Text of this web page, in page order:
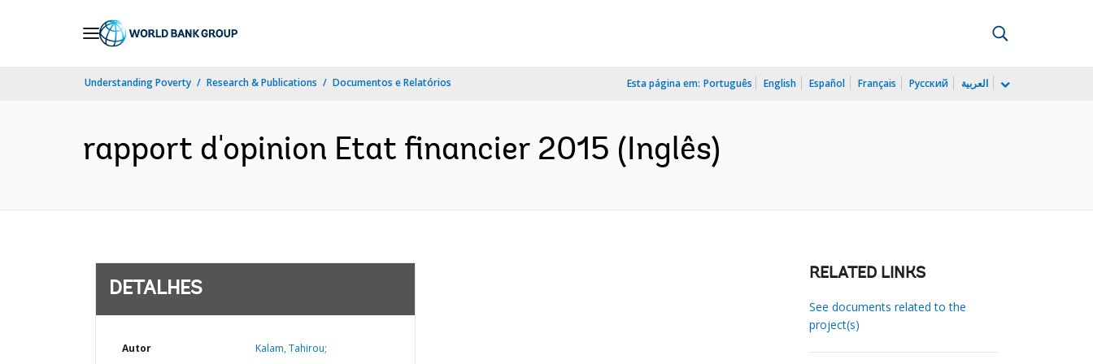
Understanding Poverty Research & Publications Documentos e Relatórios Esta página em: Português English Español Français Русский العربية
rapport d'opinion Etat financier 2015 (Inglês)
DETALHES
Autor Kalam, Tahirou;
RELATED LINKS
See documents related to the
project(s)